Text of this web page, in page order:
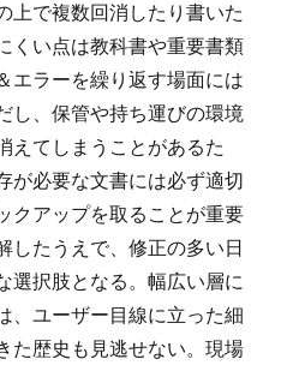
上で複数回消したり書いた
くい点は教科書や重要書類
エラーを繰り返す場面には
し、保管や持ち運びの環境
えてしまうことがあるた
が必要な文書には必ず適切
クアップを取ることが重要
したうえで、修正の多い日
選択肢となる。幅広い層に
、ユーザー目線に立った細
た歴史も見逃せない。現場